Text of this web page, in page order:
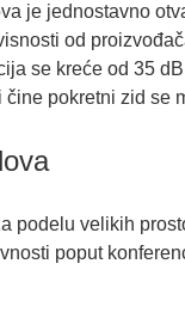
je jednostavno
od
se kreće od 35
pokretni zid se
podelu velikih
poput